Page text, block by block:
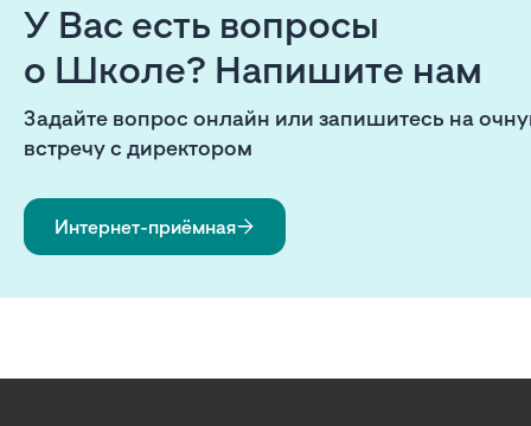
У Вас есть вопросы
о Школе? Напишите нам
Задайте вопрос онлайн или запишитесь на
встречу с директором
Интернет-приёмная